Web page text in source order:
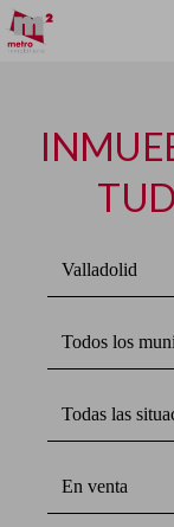
Valladolid
Todos los
Todas las
En venta